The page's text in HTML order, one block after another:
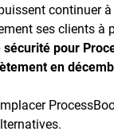
continuer
ses clients
sécurité pour
en